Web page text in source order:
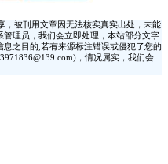
，被刊用文章因无法核实真实出处，未能
理员，我们会立即处理，本站部分文字
之目的,若有来源标注错误或侵犯了您的
，情况属实，我们会